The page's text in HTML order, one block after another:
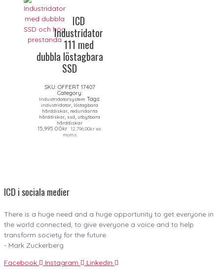
ICD
Industridator
111 med
dubbla löstagbara
SSD
SKU: OFFERT 17407
Category:
Industridatorsystem Tags:
industridator, löstagbara
hårddiskar, redundanta
hårddiskar, ssd, utbytbara
hårddiskar
15,995.00kr 12,796.00krex.
moms
ICD i sociala medier
There is a huge need and a huge opportunity to get everyone in
the world connected, to give everyone a voice and to help
transform society for the future.
- Mark Zuckerberg
Facebook Instagram Linkedin